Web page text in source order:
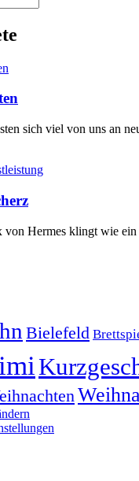
sich viel von uns an
von Hermes klingt wie
Bielefeld